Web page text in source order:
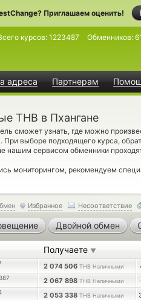
Приглашаем оценить!
адреса Партнерам
курсов: 1223487 Обменников:
THB в Пхангане
сможет узнать, где можно
выборе подходящего курса,
нашим сервисом обменники
мониторингом, рекомендуем
Избранное Несоответствие
Двойной обмен
Получаете ▼
2 074 506 THB Наличными
2 067 898 THB Наличными
2 053 338 THB Наличными